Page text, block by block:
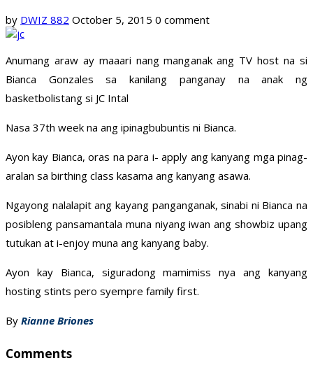
by DWIZ 882 October 5, 2015 0 comment
Anumang araw ay maaari nang manganak ang TV host na si
Bianca Gonzales sa kanilang panganay na anak ng
basketbolistang si JC Intal
Nasa 37th week na ang ipinagbubuntis ni Bianca.
Ayon kay Bianca, oras na para i- apply ang kanyang mga pinag-
aralan sa birthing class kasama ang kanyang asawa.
Ngayong nalalapit ang kayang panganganak, sinabi ni Bianca na
posibleng pansamantala muna niyang iwan ang showbiz upang
tutukan at i-enjoy muna ang kanyang baby.
Ayon kay Bianca, siguradong mamimiss nya ang kanyang
hosting stints pero syempre family first.
By Rianne Briones
Comments